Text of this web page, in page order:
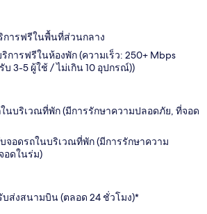
การฟรีในพื้นที่ส่วนกลาง
การฟรีในห้องพัก (ความเร็ว: 250+ Mbps
บ 3-5 ผู้ใช้ / ไม่เกิน 10 อุปกรณ์))
นบริเวณที่พัก (มีการรักษาความปลอดภัย, ที่จอด
จอดรถในบริเวณที่พัก (มีการรักษาความ
อดในร่ม)
บส่งสนามบิน (ตลอด 24 ชั่วโมง)*